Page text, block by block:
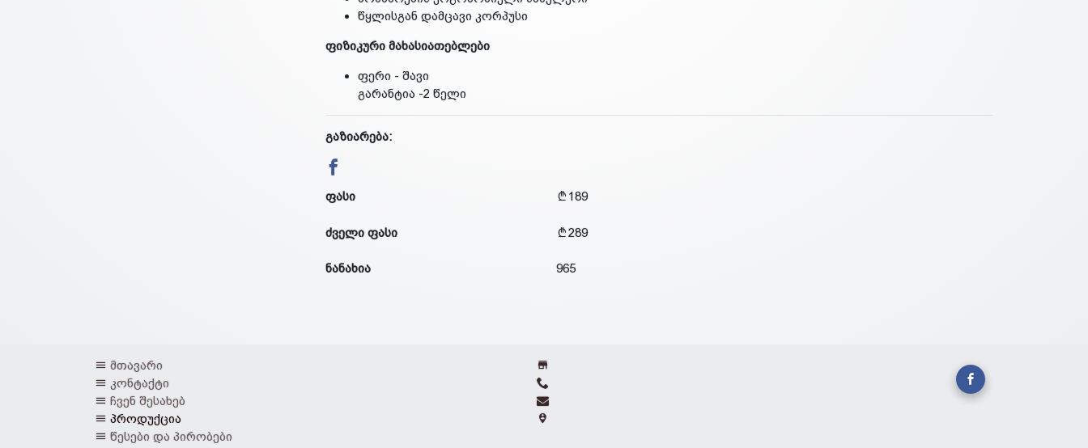
წყლისგან დამცავი კორპუსი
ფიზიკური მახასიათებლები
ფერი - შავი
გარანტია -2 წელი
გაზიარება:
ფასი 189
ძველი ფასი 289
ნანახია 965
მთავარი
კონტაქტი
ჩვენ შესახებ
პროდუქცია
წესები და პირობები